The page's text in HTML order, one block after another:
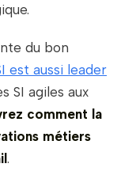
du bon
est aussi leader
SI agiles aux
comment la
métiers
.